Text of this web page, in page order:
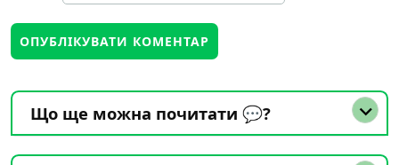
Що ще можна почитати 💬?